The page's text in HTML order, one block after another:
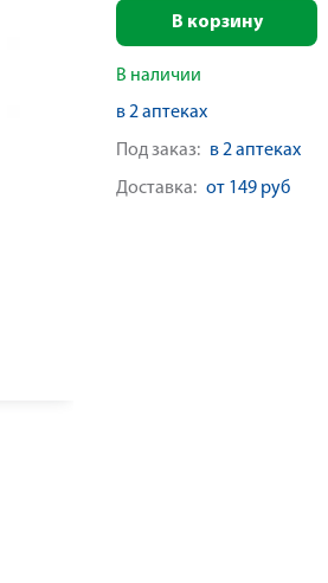
В корзину
В наличии
в 2 аптеках
Под заказ: в 2 аптеках
Доставка: от 149 руб